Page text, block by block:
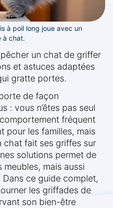
à poil long joue avec un
à chat.
un chat de griffer
et astuces adaptées
gratte portes.
de façon
: vous n’êtes pas seul
fréquent
pour les familles, mais
chat fait ses griffes sur
solutions permet de
mais aussi
Dans ce guide complet,
les griffades de
son bien-être